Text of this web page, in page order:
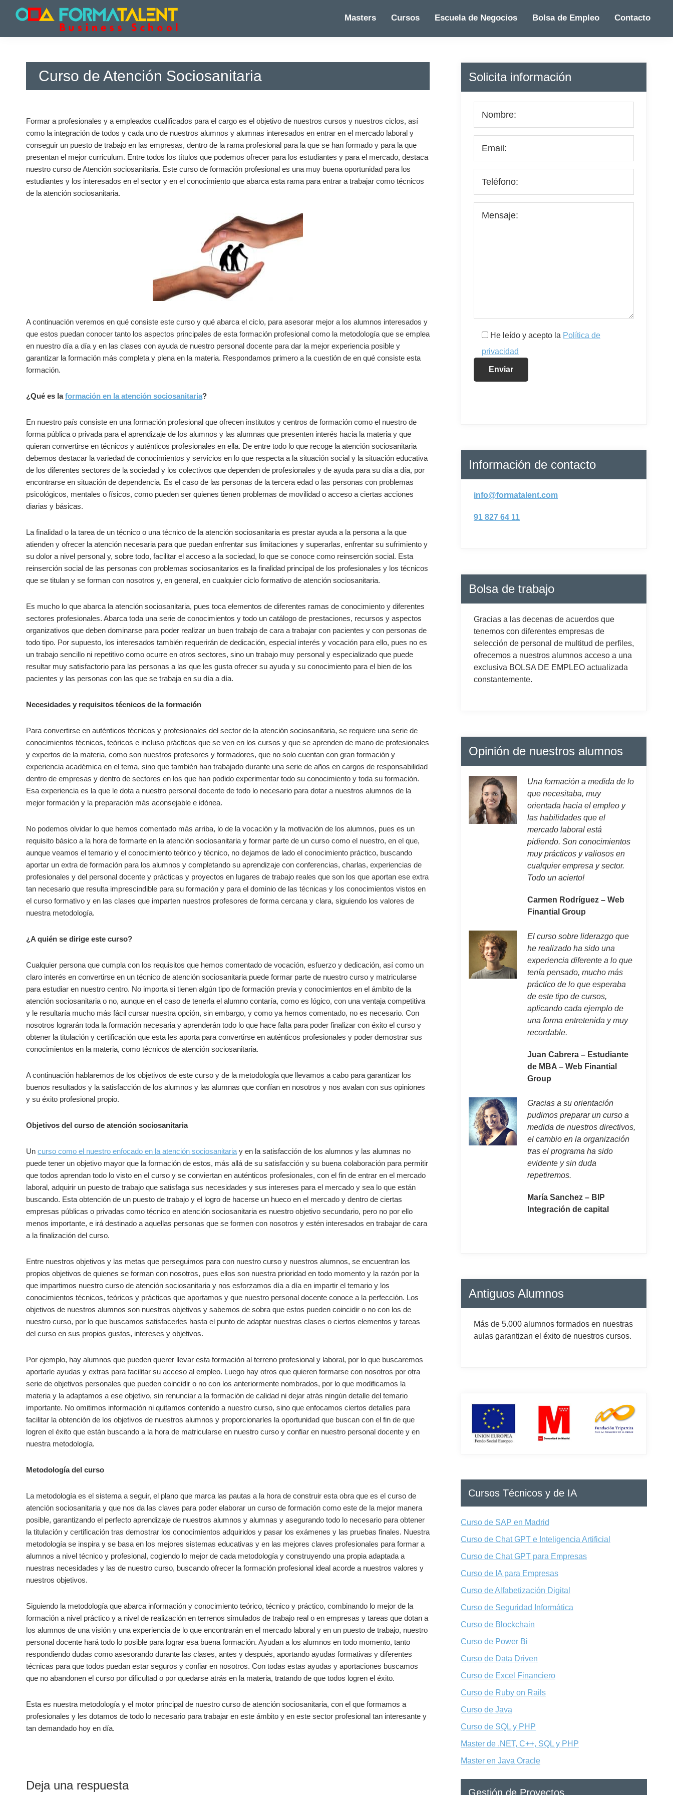
Cursos
Master
Madrid
Master
Madrid
Masters Cursos Escuela de Negocios Bolsa de Empleo Contacto
Curso de Atención Sociosanitaria
Formar a profesionales y a empleados cualificados para el cargo es el objetivo de nuestros cursos y nuestros ciclos, así
como la integración de todos y cada uno de nuestros alumnos y alumnas interesados en entrar en el mercado laboral y
conseguir un puesto de trabajo en las empresas, dentro de la rama profesional para la que se han formado y para la que
presentan el mejor curriculum. Entre todos los títulos que podemos ofrecer para los estudiantes y para el mercado, destaca
nuestro curso de Atención sociosanitaria. Este curso de formación profesional es una muy buena oportunidad para los
estudiantes y los interesados en el sector y en el conocimiento que abarca esta rama para entrar a trabajar como técnicos
de la atención sociosanitaria.
A continuación veremos en qué consiste este curso y qué abarca el ciclo, para asesorar mejor a los alumnos interesados y
que estos puedan conocer tanto los aspectos principales de esta formación profesional como la metodología que se emplea
en nuestro día a día y en las clases con ayuda de nuestro personal docente para dar la mejor experiencia posible y
garantizar la formación más completa y plena en la materia. Respondamos primero a la cuestión de en qué consiste esta
formación.
¿Qué es laformación en la atención sociosanitaria?
En nuestro país consiste en una formación profesional que ofrecen institutos y centros de formación como el nuestro de
forma pública o privada para el aprendizaje de los alumnos y las alumnas que presenten interés hacia la materia y que
quieran convertirse en técnicos y auténticos profesionales en ella. De entre todo lo que recoge la atención sociosanitaria
debemos destacar la variedad de conocimientos y servicios en lo que respecta a la situación social y la situación educativa
de los diferentes sectores de la sociedad y los colectivos que dependen de profesionales y de ayuda para su día a día, por
encontrarse en situación de dependencia. Es el caso de las personas de la tercera edad o las personas con problemas
psicológicos, mentales o físicos, como pueden ser quienes tienen problemas de movilidad o acceso a ciertas acciones
diarias y básicas.
La finalidad o la tarea de un técnico o una técnico de la atención sociosanitaria es prestar ayuda a la persona a la que
atienden y ofrecer la atención necesaria para que puedan enfrentar sus limitaciones y superarlas, enfrentar su sufrimiento y
su dolor a nivel personal y, sobre todo, facilitar el acceso a la sociedad, lo que se conoce como reinserción social. Esta
reinserción social de las personas con problemas sociosanitarios es la finalidad principal de los profesionales y los técnicos
que se titulan y se forman con nosotros y, en general, en cualquier ciclo formativo de atención sociosanitaria.
Es mucho lo que abarca la atención sociosanitaria, pues toca elementos de diferentes ramas de conocimiento y diferentes
sectores profesionales. Abarca toda una serie de conocimientos y todo un catálogo de prestaciones, recursos y aspectos
organizativos que deben dominarse para poder realizar un buen trabajo de cara a trabajar con pacientes y con personas de
todo tipo. Por supuesto, los interesados también requerirán de dedicación, especial interés y vocación para ello, pues no es
un trabajo sencillo ni repetitivo como ocurre en otros sectores, sino un trabajo muy personal y especializado que puede
resultar muy satisfactorio para las personas a las que les gusta ofrecer su ayuda y su conocimiento para el bien de los
pacientes y las personas con las que se trabaja en su día a día.
Necesidades y requisitos técnicos de la formación
Para convertirse en auténticos técnicos y profesionales del sector de la atención sociosanitaria, se requiere una serie de
conocimientos técnicos, teóricos e incluso prácticos que se ven en los cursos y que se aprenden de mano de profesionales
y expertos de la materia, como son nuestros profesores y formadores, que no solo cuentan con gran formación y
experiencia académica en el tema, sino que también han trabajado durante una serie de años en cargos de responsabilidad
dentro de empresas y dentro de sectores en los que han podido experimentar todo su conocimiento y toda su formación.
Esa experiencia es la que le dota a nuestro personal docente de todo lo necesario para dotar a nuestros alumnos de la
mejor formación y la preparación más aconsejable e idónea.
No podemos olvidar lo que hemos comentado más arriba, lo de la vocación y la motivación de los alumnos, pues es un
requisito básico a la hora de formarte en la atención sociosanitaria y formar parte de un curso como el nuestro, en el que,
aunque veamos el temario y el conocimiento teórico y técnico, no dejamos de lado el conocimiento práctico, buscando
aportar un extra de formación para los alumnos y completando su aprendizaje con conferencias, charlas, experiencias de
profesionales y del personal docente y prácticas y proyectos en lugares de trabajo reales que son los que aportan ese extra
tan necesario que resulta imprescindible para su formación y para el dominio de las técnicas y los conocimientos vistos en
el curso formativo y en las clases que imparten nuestros profesores de forma cercana y clara, siguiendo los valores de
nuestra metodología.
¿A quién se dirige este curso?
Cualquier persona que cumpla con los requisitos que hemos comentado de vocación, esfuerzo y dedicación, así como un
claro interés en convertirse en un técnico de atención sociosanitaria puede formar parte de nuestro curso y matricularse
para estudiar en nuestro centro. No importa si tienen algún tipo de formación previa y conocimientos en el ámbito de la
atención sociosanitaria o no, aunque en el caso de tenerla el alumno contaría, como es lógico, con una ventaja competitiva
y le resultaría mucho más fácil cursar nuestra opción, sin embargo, y como ya hemos comentado, no es necesario. Con
nosotros lograrán toda la formación necesaria y aprenderán todo lo que hace falta para poder finalizar con éxito el curso y
obtener la titulación y certificación que esta les aporta para convertirse en auténticos profesionales y poder demostrar sus
conocimientos en la materia, como técnicos de atención sociosanitaria.
A continuación hablaremos de los objetivos de este curso y de la metodología que llevamos a cabo para garantizar los
buenos resultados y la satisfacción de los alumnos y las alumnas que confían en nosotros y nos avalan con sus opiniones
y su éxito profesional propio.
Objetivos del curso de atención sociosanitaria
Un curso como el nuestro enfocado en la atención sociosanitaria y en la satisfacción de los alumnos y las alumnas no
puede tener un objetivo mayor que la formación de estos, más allá de su satisfacción y su buena colaboración para permitir
que todos aprendan todo lo visto en el curso y se conviertan en auténticos profesionales, con el fin de entrar en el mercado
laboral, adquirir un puesto de trabajo que satisfaga sus necesidades y sus intereses para el mercado y sea lo que están
buscando. Esta obtención de un puesto de trabajo y el logro de hacerse un hueco en el mercado y dentro de ciertas
empresas públicas o privadas como técnico en atención sociosanitaria es nuestro objetivo secundario, pero no por ello
menos importante, e irá destinado a aquellas personas que se formen con nosotros y estén interesados en trabajar de cara
a la finalización del curso.
Entre nuestros objetivos y las metas que perseguimos para con nuestro curso y nuestros alumnos, se encuentran los
propios objetivos de quienes se forman con nosotros, pues ellos son nuestra prioridad en todo momento y la razón por la
que impartimos nuestro curso de atención sociosanitaria y nos esforzamos día a día en impartir el temario y los
conocimientos técnicos, teóricos y prácticos que aportamos y que nuestro personal docente conoce a la perfección. Los
objetivos de nuestros alumnos son nuestros objetivos y sabemos de sobra que estos pueden coincidir o no con los de
nuestro curso, por lo que buscamos satisfacerles hasta el punto de adaptar nuestras clases o ciertos elementos y tareas
del curso en sus propios gustos, intereses y objetivos.
Por ejemplo, hay alumnos que pueden querer llevar esta formación al terreno profesional y laboral, por lo que buscaremos
aportarle ayudas y extras para facilitar su acceso al empleo. Luego hay otros que quieren formarse con nosotros por otra
serie de objetivos personales que pueden coincidir o no con los anteriormente nombrados, por lo que modificamos la
materia y la adaptamos a ese objetivo, sin renunciar a la formación de calidad ni dejar atrás ningún detalle del temario
importante. No omitimos información ni quitamos contenido a nuestro curso, sino que enfocamos ciertos detalles para
facilitar la obtención de los objetivos de nuestros alumnos y proporcionarles la oportunidad que buscan con el fin de que
logren el éxito que están buscando a la hora de matricularse en nuestro curso y confiar en nuestro personal docente y en
nuestra metodología.
Metodología del curso
La metodología es el sistema a seguir, el plano que marca las pautas a la hora de construir esta obra que es el curso de
atención sociosanitaria y que nos da las claves para poder elaborar un curso de formación como este de la mejor manera
posible, garantizando el perfecto aprendizaje de nuestros alumnos y alumnas y asegurando todo lo necesario para obtener
la titulación y certificación tras demostrar los conocimientos adquiridos y pasar los exámenes y las pruebas finales. Nuestra
metodología se inspira y se basa en los mejores sistemas educativas y en las mejores claves profesionales para formar a
alumnos a nivel técnico y profesional, cogiendo lo mejor de cada metodología y construyendo una propia adaptada a
nuestras necesidades y las de nuestro curso, buscando ofrecer la formación profesional ideal acorde a nuestros valores y
nuestros objetivos.
Siguiendo la metodología que abarca información y conocimiento teórico, técnico y práctico, combinando lo mejor de la
formación a nivel práctico y a nivel de realización en terrenos simulados de trabajo real o en empresas y tareas que dotan a
los alumnos de una visión y una experiencia de lo que encontrarán en el mercado laboral y en un puesto de trabajo, nuestro
personal docente hará todo lo posible para lograr esa buena formación. Ayudan a los alumnos en todo momento, tanto
respondiendo dudas como asesorando durante las clases, antes y después, aportando ayudas formativas y diferentes
técnicas para que todos puedan estar seguros y confiar en nosotros. Con todas estas ayudas y aportaciones buscamos
que no abandonen el curso por dificultad o por quedarse atrás en la materia, tratando de que todos logren el éxito.
Esta es nuestra metodología y el motor principal de nuestro curso de atención sociosanitaria, con el que formamos a
profesionales y les dotamos de todo lo necesario para trabajar en este ámbito y en este sector profesional tan interesante y
tan demandado hoy en día.
Interacciones
Deja una respuesta
Barra
lateral
principal
Solicita información
He leído y acepto la Política de
privacidad
Información de contacto
info@formatalent.com
91 827 64 11
Bolsa de trabajo
Gracias a las decenas de acuerdos que
tenemos con diferentes empresas de
selección de personal de multitud de perfiles,
ofrecemos a nuestros alumnos acceso a una
exclusiva BOLSA DE EMPLEO actualizada
constantemente.
Opinión de nuestros alumnos
Una formación a medida de lo
que necesitaba, muy
orientada hacia el empleo y
las habilidades que el
mercado laboral está
pidiendo. Son conocimientos
muy prácticos y valiosos en
cualquier empresa y sector.
Todo un acierto!
Carmen Rodríguez – Web
Finantial Group
El curso sobre liderazgo que
he realizado ha sido una
experiencia diferente a lo que
tenía pensado, mucho más
práctico de lo que esperaba
de este tipo de cursos,
aplicando cada ejemplo de
una forma entretenida y muy
recordable.
Juan Cabrera – Estudiante
de MBA – Web Finantial
Group
Gracias a su orientación
pudimos preparar un curso a
medida de nuestros directivos,
el cambio en la organización
tras el programa ha sido
evidente y sin duda
repetiremos.
María Sanchez – BIP
Integración de capital
Antiguos Alumnos
Más de 5.000 alumnos formados en nuestras
aulas garantizan el éxito de nuestros cursos.
Cursos Técnicos y de IA
Curso de SAP en Madrid
Curso de Chat GPT e Inteligencia Artificial
Curso de Chat GPT para Empresas
Curso de IA para Empresas
Curso de Alfabetización Digital
Curso de Seguridad Informática
Curso de Blockchain
Curso de Power Bi
Curso de Data Driven
Curso de Excel Financiero
Curso de Ruby on Rails
Curso de Java
Curso de SQL y PHP
Master de .NET, C++, SQL y PHP
Master en Java Oracle
Gestión de Proyectos